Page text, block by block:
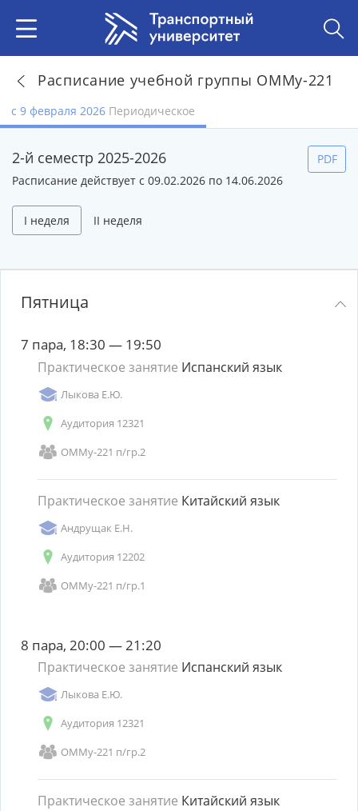
Расписание учебной группы ОММу-221
с 9 февраля 2026 Периодическое
2-й семестр 2025-2026
Расписание действует с 09.02.2026 по 14.06.2026
I неделя II неделя
PDF
Пятница
7 пара, 18:30 — 19:50
Практическое занятие Испанский язык
Лыкова Е.Ю.
Аудитория 12321
ОММу-221 п/гр.2
Практическое занятие Китайский язык
Андрущак Е.Н.
Аудитория 12202
ОММу-221 п/гр.1
8 пара, 20:00 — 21:20
Практическое занятие Испанский язык
Лыкова Е.Ю.
Аудитория 12321
ОММу-221 п/гр.2
Практическое занятие Китайский язык